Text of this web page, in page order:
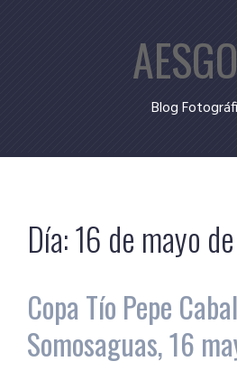
Blog
Día:16 de mayo
Copa Tío Pepe
Somosaguas, 16